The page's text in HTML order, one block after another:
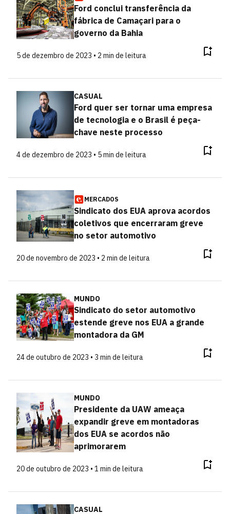
Ford conclui transferência da
fábrica de Camaçari para o
governo da Bahia
5 de dezembro de 2023 • 2 min de leitura
CASUAL
Ford quer ser tornar uma empresa
de tecnologia e o Brasil é peça-
chave neste processo
4 de dezembro de 2023 • 5 min de leitura
MERCADOS
Sindicato dos EUA aprova acordos
coletivos que encerraram greve
no setor automotivo
20 de novembro de 2023 • 2 min de leitura
MUNDO
Sindicato do setor automotivo
estende greve nos EUA a grande
montadora da GM
24 de outubro de 2023 • 3 min de leitura
MUNDO
Presidente da UAW ameaça
expandir greve em montadoras
dos EUA se acordos não
aprimorarem
20 de outubro de 2023 • 1 min de leitura
CASUAL